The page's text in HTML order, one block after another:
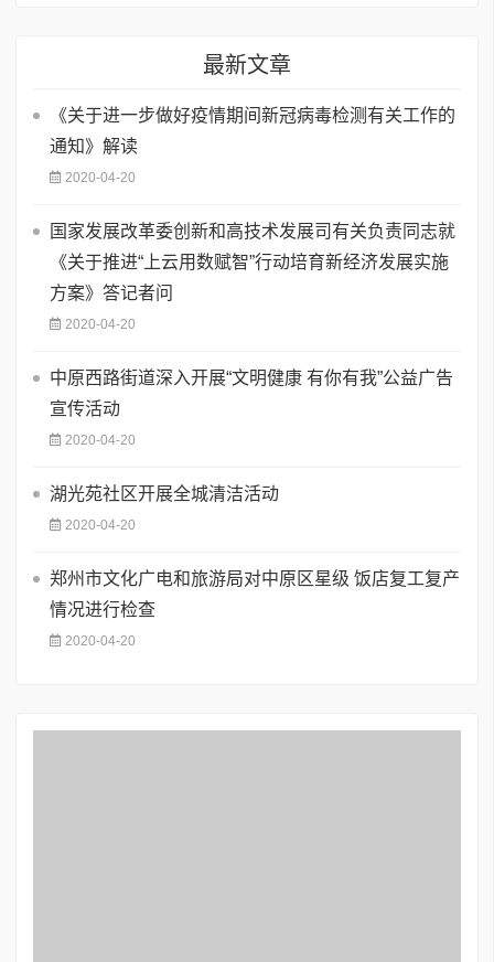
最新文章
《关于进一步做好疫情期间新冠病毒检测有关工作的
通知》解读
2020-04-20
国家发展改革委创新和高技术发展司有关负责同志就
《关于推进“上云用数赋智”行动培育新经济发展实施
方案》答记者问
2020-04-20
中原西路街道深入开展“文明健康 有你有我”公益广告
宣传活动
2020-04-20
湖光苑社区开展全城清洁活动
2020-04-20
郑州市文化广电和旅游局对中原区星级 饭店复工复产
情况进行检查
2020-04-20